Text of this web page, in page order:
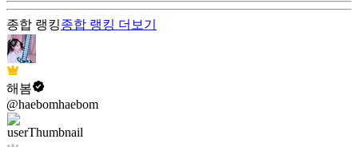
종합 랭킹종합 랭킹 더보기
해봄
@haebomhaebom